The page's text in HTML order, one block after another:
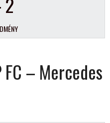
– Mercedes